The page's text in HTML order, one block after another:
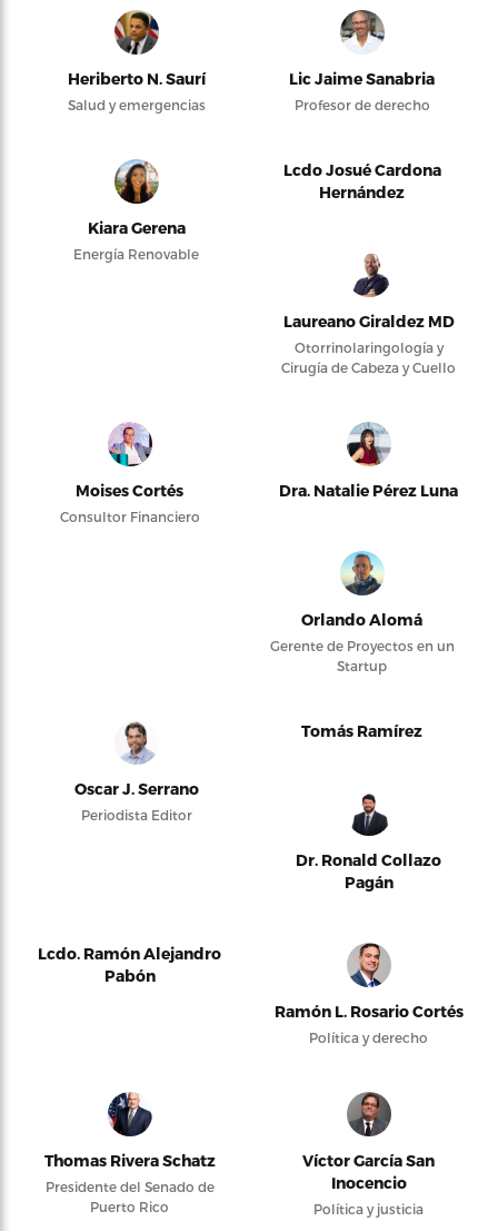
Heriberto N. Saurí
Salud y emergencias
Lic Jaime Sanabria
Profesor de derecho
Kiara Gerena
Energía Renovable
Lcdo Josué Cardona
Hernández
Laureano Giraldez MD
Otorrinolaringología y
Cirugía de Cabeza y Cuello
Moises Cortés
Consultor Financiero
Dra. Natalie Pérez Luna
Orlando Alomá
Gerente de Proyectos en un
Startup
Oscar J. Serrano
Periodista Editor
Tomás Ramírez
Dr. Ronald Collazo
Pagán
Lcdo. Ramón Alejandro
Pabón
Ramón L. Rosario Cortés
Política y derecho
Thomas Rivera Schatz
Presidente del Senado de
Puerto Rico
Víctor García San
Inocencio
Política y justicia